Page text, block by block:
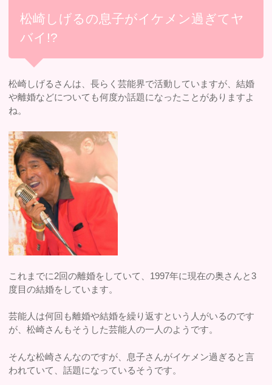
松崎しげるの息子がイケメン過ぎてヤ
バイ!?
松崎しげるさんは、長らく芸能界で活動していますが、結婚
や離婚などについても何度か話題になったことがありますよ
ね。
これまでに2回の離婚をしていて、1997年に現在の奥さんと3
度目の結婚をしています。
芸能人は何回も離婚や結婚を繰り返すという人がいるのです
が、松崎さんもそうした芸能人の一人のようです。
そんな松崎さんなのですが、息子さんがイケメン過ぎると言
われていて、話題になっているそうです。